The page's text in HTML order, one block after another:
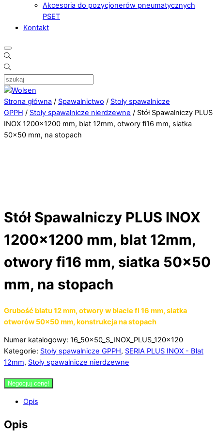
Akcesoria do pozycjonerów pneumatycznych
PSET
Kontakt
Strona główna / Spawalnictwo / Stoły spawalnicze
GPPH / Stoły spawalnicze nierdzewne / Stół Spawalniczy PLUS
INOX 1200×1200 mm, blat 12mm, otwory fi16 mm, siatka
50×50 mm, na stopach
Stół Spawalniczy PLUS INOX
1200×1200 mm, blat 12mm,
otwory fi16 mm, siatka 50×50
mm, na stopach
Grubość blatu 12 mm, otwory w blacie fi 16 mm, siatka
otworów 50×50 mm, konstrukcja na stopach
Numer katalogowy: 16_50x50_S_INOX_PLUS_120x120
Kategorie: Stoły spawalnicze GPPH, SERIA PLUS INOX - Blat
12mm, Stoły spawalnicze nierdzewne
Negocjuj cenę!
Opis
Opis